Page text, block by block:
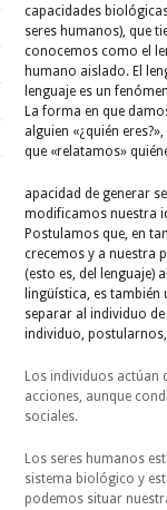
capacidades
seres humanos), que
conocemos como el
humano aislado. El
lenguaje es un
La forma en que
alguien «¿quién
que «relatamos»
apacidad de generar
modificamos nuestra
Postulamos que, en
crecemos y a nuestra
(esto es, del lenguaje)
lingüística, es
separar al individuo
individuo,
Los individuos actúan
acciones, aunque
sociales.
Los seres humanos
sistema biológico y
podemos situar